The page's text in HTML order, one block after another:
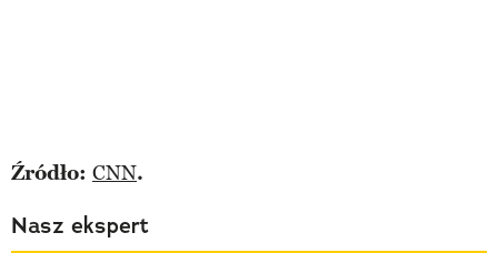
Źródło: CNN.
Nasz ekspert